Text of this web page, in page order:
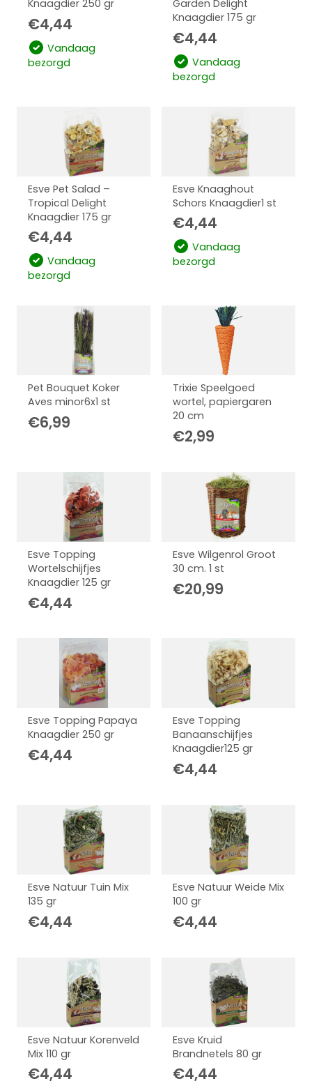
Knaagdier 250 gr
€4,44
Vandaag
bezorgd
Garden Delight
Knaagdier 175 gr
€4,44
Vandaag
bezorgd
Esve Pet Salad –
Tropical Delight
Knaagdier 175 gr
€4,44
Vandaag
bezorgd
Esve Knaaghout
Schors Knaagdier1 st
€4,44
Vandaag
bezorgd
Pet Bouquet Koker
Aves minor6x1 st
€6,99
Trixie Speelgoed
wortel, papiergaren
20 cm
€2,99
Esve Topping
Wortelschijfjes
Knaagdier 125 gr
€4,44
Esve Wilgenrol Groot
30 cm. 1 st
€20,99
Esve Topping Papaya
Knaagdier 250 gr
€4,44
Esve Topping
Banaanschijfjes
Knaagdier125 gr
€4,44
Esve Natuur Tuin Mix
135 gr
€4,44
Esve Natuur Weide Mix
100 gr
€4,44
Esve Natuur Korenveld
Mix 110 gr
€4,44
Esve Kruid
Brandnetels 80 gr
€4,44